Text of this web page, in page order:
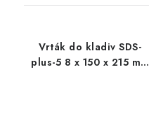
Vrták do kladiv SDS-
plus-5 8 x 150 x 215 mm